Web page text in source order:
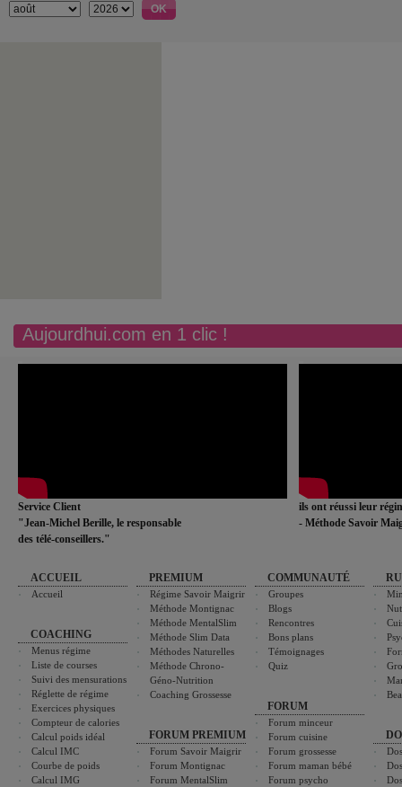
Aujourdhui.com en 1 clic !
Service Client
"Jean-Michel Berille, le responsable
des télé-conseillers."
ils ont réussi leur
- Méthode Savoir
ACCUEIL
Accueil
COACHING
Menus régime
Liste de courses
Suivi des mensurations
Réglette de régime
Exercices physiques
Compteur de calories
Calcul poids idéal
Calcul IMC
Courbe de poids
Calcul IMG
PREMIUM
Régime Savoir Maigrir
Méthode Montignac
Méthode MentalSlim
Méthode Slim Data
Méthodes Naturelles
Méthode Chrono-
Géno-Nutrition
Coaching Grossesse
FORUM PREMIUM
Forum Savoir Maigrir
Forum Montignac
Forum MentalSlim
COMMUNAUTÉ
Groupes
Blogs
Rencontres
Bons plans
Témoignages
Quiz
FORUM
Forum minceur
Forum cuisine
Forum grossesse
Forum maman bébé
Forum psycho